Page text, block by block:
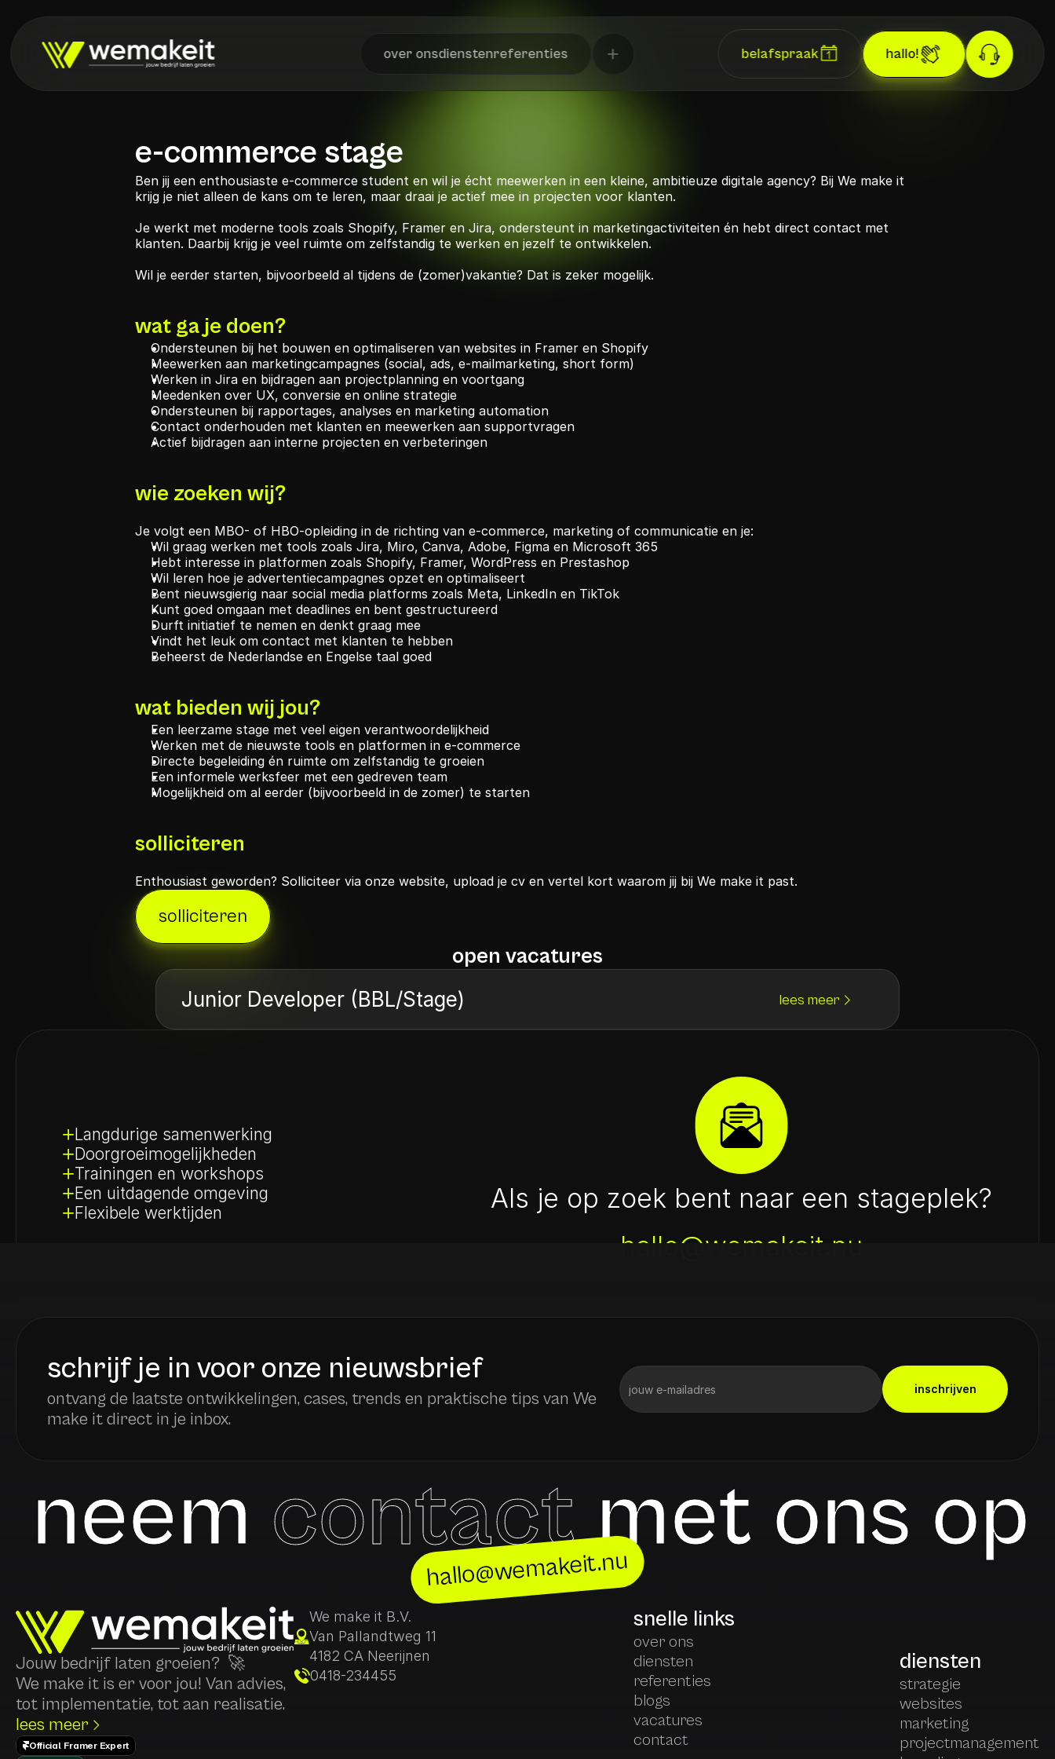
over onsdienstenreferenties belafspraak hallo!
e-commerce stage
Ben jij een enthousiaste e-commerce student en wil je écht meewerken in een kleine, ambitieuze digitale agency? Bij We make it
krijg je niet alleen de kans om te leren, maar draai je actief mee in projecten voor klanten.
Je werkt met moderne tools zoals Shopify, Framer en Jira, ondersteunt in marketingactiviteiten én hebt direct contact met
klanten. Daarbij krijg je veel ruimte om zelfstandig te werken en jezelf te ontwikkelen.
Wil je eerder starten, bijvoorbeeld al tijdens de (zomer)vakantie? Dat is zeker mogelijk.
wat ga je doen?
Ondersteunen bij het bouwen en optimaliseren van websites in Framer en Shopify
Meewerken aan marketingcampagnes (social, ads, e-mailmarketing, short form)
Werken in Jira en bijdragen aan projectplanning en voortgang
Meedenken over UX, conversie en online strategie
Ondersteunen bij rapportages, analyses en marketing automation
Contact onderhouden met klanten en meewerken aan supportvragen
Actief bijdragen aan interne projecten en verbeteringen
wie zoeken wij?
Je volgt een MBO- of HBO-opleiding in de richting van e-commerce, marketing of communicatie en je:
Wil graag werken met tools zoals Jira, Miro, Canva, Adobe, Figma en Microsoft 365
Hebt interesse in platformen zoals Shopify, Framer, WordPress en Prestashop
Wil leren hoe je advertentiecampagnes opzet en optimaliseert
Bent nieuwsgierig naar social media platforms zoals Meta, LinkedIn en TikTok
Kunt goed omgaan met deadlines en bent gestructureerd
Durft initiatief te nemen en denkt graag mee
Vindt het leuk om contact met klanten te hebben
Beheerst de Nederlandse en Engelse taal goed
wat bieden wij jou?
Een leerzame stage met veel eigen verantwoordelijkheid
Werken met de nieuwste tools en platformen in e-commerce
Directe begeleiding én ruimte om zelfstandig te groeien
Een informele werksfeer met een gedreven team
Mogelijkheid om al eerder (bijvoorbeeld in de zomer) te starten
solliciteren
Enthousiast geworden? Solliciteer via onze website, upload je cv en vertel kort waarom jij bij We make it past.
solliciteren
open vacatures
Junior Developer (BBL/Stage) lees meer
Langdurige samenwerking
Doorgroeimogelijkheden
Trainingen en workshops
Een uitdagende omgeving
Flexibele werktijden
Als je op zoek bent naar een stageplek?
hallo@wemakeit.nu
schrijf je in voor onze nieuwsbrief
ontvang de laatste ontwikkelingen, cases, trends en praktische tips van We
make it direct in je inbox.
inschrijven
neem contactmet ons op
hallo@wemakeit.nu
Jouw bedrijf laten groeien?  🚀
We make it is er voor jou! Van advies,
tot implementatie, tot aan realisatie.
lees meer
Official Framer Expert
We make it B.V.
Van Pallandtweg 11
4182 CA Neerijnen
0418-234455
snelle links
over ons
diensten
referenties
blogs
vacatures
contact
diensten
strategie
websites
marketing
projectmanagement